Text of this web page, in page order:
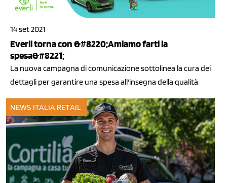
14 set 2021
Everli torna con &#8220;Amiamo farti la
spesa&#8221;
La nuova campagna di comunicazione sottolinea la cura dei
dettagli per garantire una spesa all'insegna della qualità
NEWS ITALIA RETAIL